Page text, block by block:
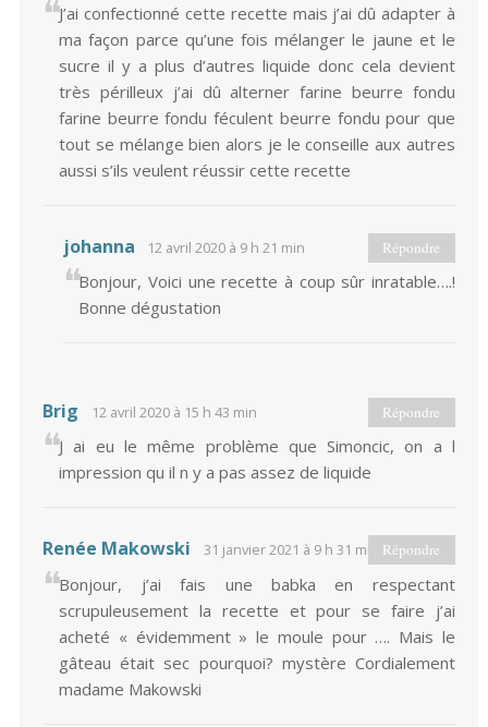
J’ai confectionné cette recette mais j’ai dû adapter à
ma façon parce qu’une fois mélanger le jaune et le
sucre il y a plus d’autres liquide donc cela devient
très périlleux j’ai dû alterner farine beurre fondu
farine beurre fondu féculent beurre fondu pour que
tout se mélange bien alors je le conseille aux autres
aussi s’ils veulent réussir cette recette
johanna 12 avril 2020 à 9 h 21 min
Bonjour, Voici une recette à coup sûr inratable….!
Bonne dégustation
Répondre
Brig 12 avril 2020 à 15 h 43 min
J ai eu le même problème que Simoncic, on a l
impression qu il n y a pas assez de liquide
Répondre
Renée Makowski 31 janvier 2021 à 9 h 31 min
Bonjour, j’ai fais une babka en respectant
scrupuleusement la recette et pour se faire j’ai
acheté « évidemment » le moule pour …. Mais le
gâteau était sec pourquoi? mystère Cordialement
madame Makowski
Répondre